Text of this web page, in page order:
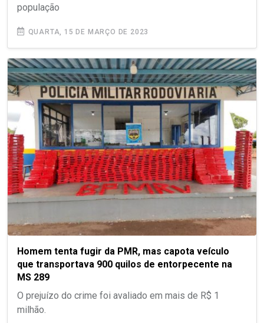
população
QUARTA, 15 DE MARÇO DE 2023
Homem tenta fugir da PMR, mas capota veículo
que transportava 900 quilos de entorpecente na
MS 289
O prejuízo do crime foi avaliado em mais de R$ 1
milhão.